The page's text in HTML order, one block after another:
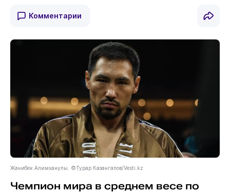
Комментарии
Жанибек Алимханулы. ©Турар Казангапов/Vesti.kz
Чемпион мира в среднем весе по